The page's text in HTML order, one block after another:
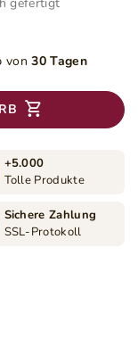
von 30 Tagen
+5.000
Tolle Produkte
Sichere Zahlung
SSL-Protokoll